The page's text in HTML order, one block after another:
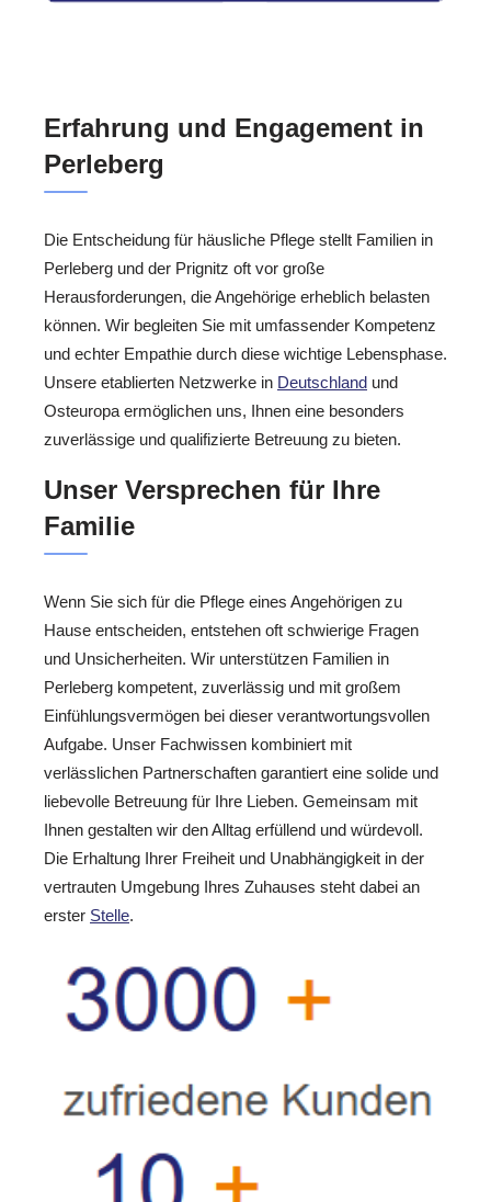
Erfahrung und Engagement in
Perleberg
Die Entscheidung für häusliche Pflege stellt Familien in
Perleberg und der Prignitz oft vor große
Herausforderungen, die Angehörige erheblich belasten
können. Wir begleiten Sie mit umfassender Kompetenz
und echter Empathie durch diese wichtige Lebensphase.
Unsere etablierten Netzwerke in Deutschland und
Osteuropa ermöglichen uns, Ihnen eine besonders
zuverlässige und qualifizierte Betreuung zu bieten.
Unser Versprechen für Ihre
Familie
Wenn Sie sich für die Pflege eines Angehörigen zu
Hause entscheiden, entstehen oft schwierige Fragen
und Unsicherheiten. Wir unterstützen Familien in
Perleberg kompetent, zuverlässig und mit großem
Einfühlungsvermögen bei dieser verantwortungsvollen
Aufgabe. Unser Fachwissen kombiniert mit
verlässlichen Partnerschaften garantiert eine solide und
liebevolle Betreuung für Ihre Lieben. Gemeinsam mit
Ihnen gestalten wir den Alltag erfüllend und würdevoll.
Die Erhaltung Ihrer Freiheit und Unabhängigkeit in der
vertrauten Umgebung Ihres Zuhauses steht dabei an
erster Stelle.